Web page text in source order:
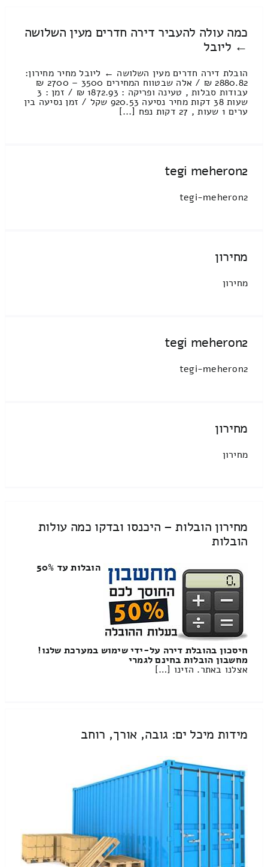
כמה עולה להעביר דירה חדרים מעין השלושה
← ליובל
הובלת דירה חדרים מעין השלושה ← ליובל מחיר מחירון:
2880.82 ₪ / אלה שבטווח המחירים 3500 – 2700 ₪
עבודות סבלות , טעינה ופריקה : 1872.93 ₪ / זמן : 3
שעות 38 דקות מחיר נסיעה 920.53 שקל / זמן נסיעה בין
ערים 1 שעות , 27 דקות נפח [...]
tegi meheron2
tegi-meheron2
מחירון
מחירון
tegi meheron2
tegi-meheron2
מחירון
מחירון
מחירון הובלות – היכנסו ובדקו כמה עולות
הובלות
הובלות עד 50%
חיסכון בהובלת דירה על-ידי שימוש במערכת שלנו!
מחשבון הובלות בחינם לגמרי
אצלנו באתר. הזינו […]
מידות מיכל ים: גובה, אורך, רוחב